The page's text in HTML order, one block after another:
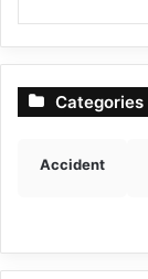
Categories
Accident